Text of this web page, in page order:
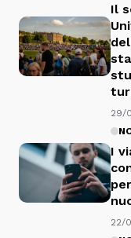
Il
29/
I
22/